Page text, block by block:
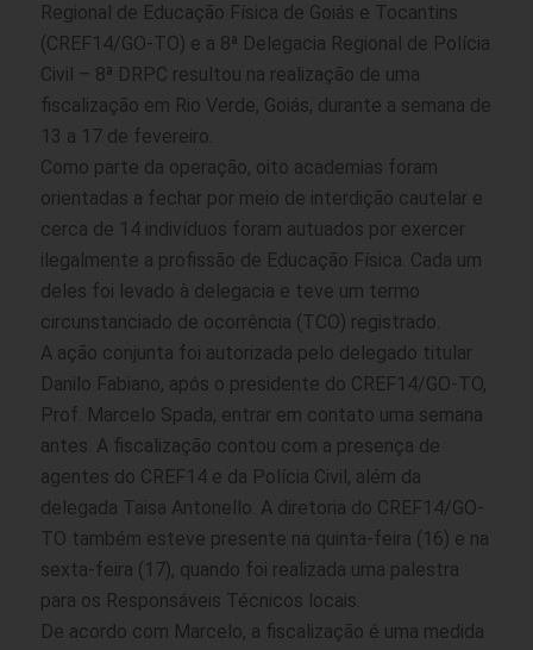
Regional de Educação Física de Goiás e Tocantins
(CREF14/GO-TO) e a 8ª Delegacia Regional de Polícia
Civil – 8ª DRPC resultou na realização de uma
fiscalização em Rio Verde, Goiás, durante a semana de
13 a 17 de fevereiro.
Como parte da operação, oito academias foram
orientadas a fechar por meio de interdição cautelar e
cerca de 14 indivíduos foram autuados por exercer
ilegalmente a profissão de Educação Física. Cada um
deles foi levado à delegacia e teve um termo
circunstanciado de ocorrência (TCO) registrado.
A ação conjunta foi autorizada pelo delegado titular
Danilo Fabiano, após o presidente do CREF14/GO-TO,
Prof. Marcelo Spada, entrar em contato uma semana
antes. A fiscalização contou com a presença de
agentes do CREF14 e da Polícia Civil, além da
delegada Taisa Antonello. A diretoria do CREF14/GO-
TO também esteve presente na quinta-feira (16) e na
sexta-feira (17), quando foi realizada uma palestra
para os Responsáveis Técnicos locais.
De acordo com Marcelo, a fiscalização é uma medida